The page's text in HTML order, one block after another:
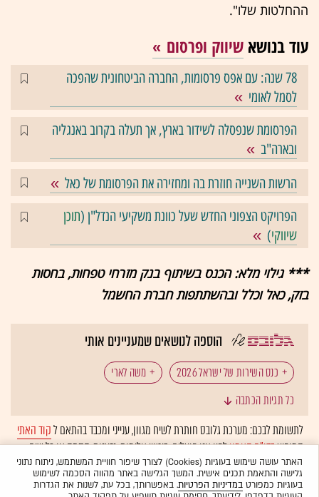
ההחלטות שלו".
עוד בנושא שיווק ופרסום
78 שנה: עם אפס פרסומות, החברה הביטחונית שהפכה
לסמל לאומי
הפרסומת שנפסלה לשידור בארץ, אך תעלה בקרוב באנגליה
ובארה"ב
הרשות השנייה חוזרת בה ומחזירה את הפרסומת של כאל
הפרויקט הצפוני החדש שעל כוונת משקיעי הנדל"ן (תוכן
שיווקי)
*** גילוי מלא: הכנס בשיתוף בנק מזרחי טפחות, בחסות
בזק, כאל וכלל ובהשתתפות חברת החשמל
הוספה לנושאים שמעניינים אותי
כנס השירות של ישראל 2026 משה לארי
בנק ישראל שוק הדיור דירות יד שנייה
דירות חדשות נדל"ן: נדל"ן למגורים נדל"ן: מימון
כל תגיות הכתבה
לתשומת לבכם: מערכת גלובס חותרת לשיח מגוון, ענייני ומכבד בהתאם לקוד האתי
המופיעבדו"ח האמוןלפיו אנו פועלים. ביטויי אלימות, גזענות, הסתה או כל שיח
בלתי הולם אחר מסוננים בצורהאוטומטיתולא יפורסמו באתר.
האתר עושה שימוש בעוגיות (Cookies) לצורך שיפור חוויית המשתמש, ניתוח נתוני
גלישה והתאמת תכנים אישית. המשך הגלישה באתר מהווה הסכמה לשימוש
בעוגיות כמפורטבמדיניות הפרטיות. באפשרותך, בכל עת, לשנות את הגדרות